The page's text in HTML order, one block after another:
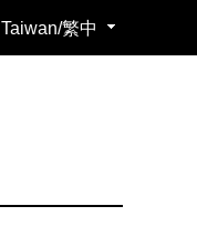
Taiwan/繁中